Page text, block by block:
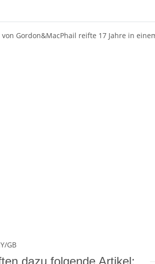
Gordon&MacPhail reifte 17 Jahre in
GB